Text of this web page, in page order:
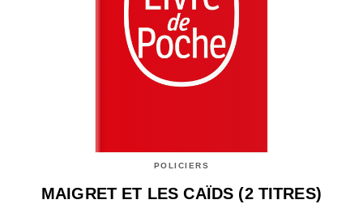
POLICIERS
MAIGRET ET LES CAÏDS (2 TITRES)